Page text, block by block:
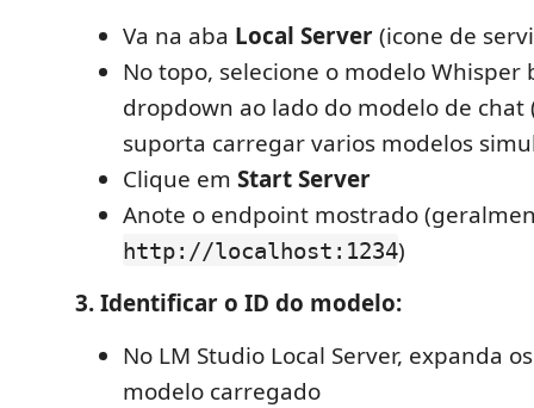
Va na aba Local Server(icone de
No topo, selecione o modelo Whisper
dropdown ao lado do modelo de chat
suporta carregar varios modelos
Clique em Start Server
Anote o endpoint mostrado
http://localhost:1234)
3. Identificar o ID do modelo:
No LM Studio Local Server, expanda
modelo carregado